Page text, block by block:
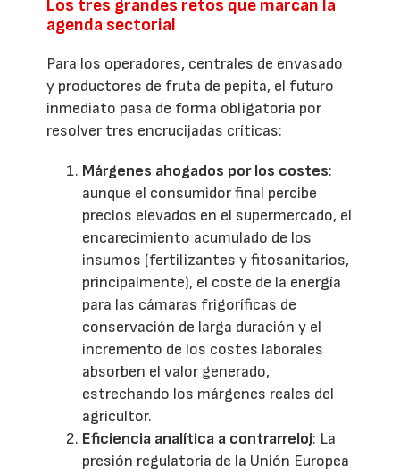
Los tres grandes retos que marcan la
agenda sectorial
Para los operadores, centrales de envasado
y productores de fruta de pepita, el futuro
inmediato pasa de forma obligatoria por
resolver tres encrucijadas críticas:
Márgenes ahogados por los costes:
aunque el consumidor final percibe
precios elevados en el supermercado, el
encarecimiento acumulado de los
insumos (fertilizantes y fitosanitarios,
principalmente), el coste de la energía
para las cámaras frigoríficas de
conservación de larga duración y el
incremento de los costes laborales
absorben el valor generado,
estrechando los márgenes reales del
agricultor.
Eficiencia analítica a contrarreloj: La
presión regulatoria de la Unión Europea